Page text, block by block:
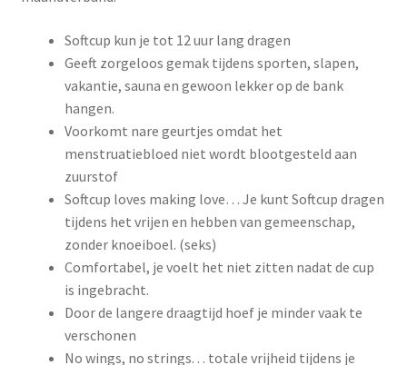
Softcup kun je tot 12 uur lang dragen
Geeft zorgeloos gemak tijdens sporten, slapen,
vakantie, sauna en gewoon lekker op de bank
hangen.
Voorkomt nare geurtjes omdat het
menstruatiebloed niet wordt blootgesteld aan
zuurstof
Softcup loves making love… Je kunt Softcup dragen
tijdens het vrijen en hebben van gemeenschap,
zonder knoeiboel. (seks)
Comfortabel, je voelt het niet zitten nadat de cup
is ingebracht.
Door de langere draagtijd hoef je minder vaak te
verschonen
No wings, no strings. . . totale vrijheid tijdens je